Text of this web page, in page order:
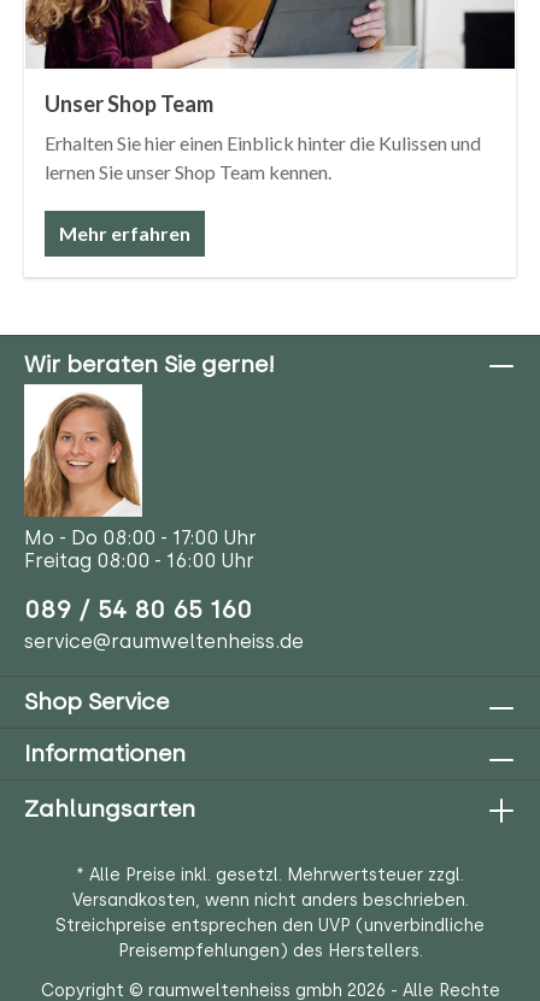
Unser Shop Team
Erhalten Sie hier einen Einblick hinter die Kulissen und
lernen Sie unser Shop Team kennen.
Mehr erfahren
Wir beraten Sie gerne!
Mo - Do 08:00 - 17:00 Uhr
Freitag 08:00 - 16:00 Uhr
089 / 54 80 65 160
service@raumweltenheiss.de
Shop Service
Informationen
Zahlungsarten
* Alle Preise inkl. gesetzl. Mehrwertsteuer zzgl.
Versandkosten, wenn nicht anders beschrieben.
Streichpreise entsprechen den UVP (unverbindliche
Preisempfehlungen) des Herstellers.
Copyright © raumweltenheiss gmbh 2026 - Alle Rechte